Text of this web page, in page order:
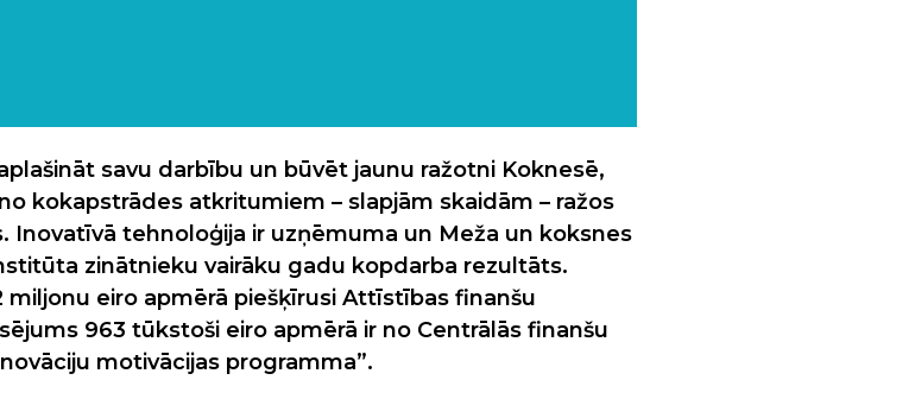
savu darbību un būvēt jaunu ražotni Koknesē,
kokapstrādes atkritumiem – slapjām skaidām – ražos
Inovatīvā tehnoloģija ir uzņēmuma un Meža un koksnes
zinātnieku vairāku gadu kopdarba rezultāts.
eiro apmērā piešķīrusi Attīstības finanšu
963 tūkstoši eiro apmērā ir no Centrālās finanšu
motivācijas programma”.